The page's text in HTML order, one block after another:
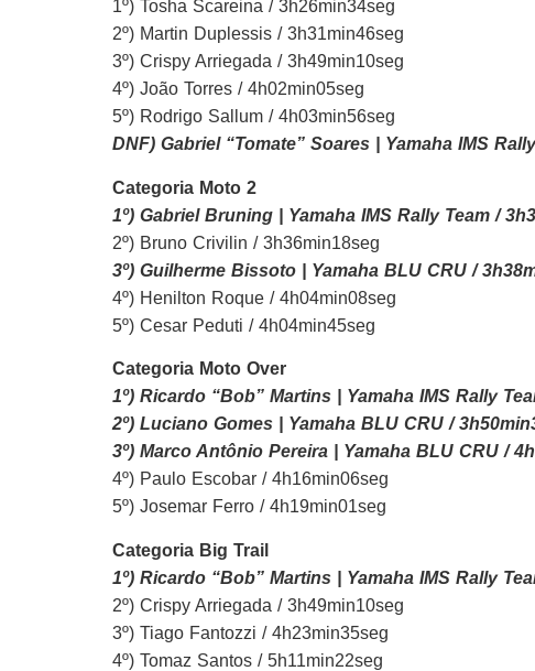
1º) Tosha Scareina / 3h26min34seg
2º) Martin Duplessis / 3h31min46seg
3º) Crispy Arriegada / 3h49min10seg
4º) João Torres / 4h02min05seg
5º) Rodrigo Sallum / 4h03min56seg
DNF) Gabriel “Tomate” Soares | Yamaha IMS
Categoria Moto 2
1º) Gabriel Bruning | Yamaha IMS Rally Team /
2º) Bruno Crivilin / 3h36min18seg
3º) Guilherme Bissoto | Yamaha BLU CRU /
4º) Henilton Roque / 4h04min08seg
5º) Cesar Peduti / 4h04min45seg
Categoria Moto Over
1º) Ricardo “Bob” Martins | Yamaha IMS Rally
2º) Luciano Gomes | Yamaha BLU CRU /
3º) Marco Antônio Pereira | Yamaha BLU CRU /
4º) Paulo Escobar / 4h16min06seg
5º) Josemar Ferro / 4h19min01seg
Categoria Big Trail
1º) Ricardo “Bob” Martins | Yamaha IMS Rally
2º) Crispy Arriegada / 3h49min10seg
3º) Tiago Fantozzi / 4h23min35seg
4º) Tomaz Santos / 5h11min22seg